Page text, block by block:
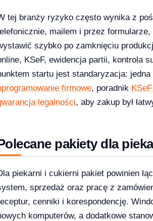
6 pakietów w 2026
2026-03-10
wersji systemów operacyjny
przez telefon krok po kroku [2026]
tej branży ryzyko często wynika z
mailem i przez
szybko po zamknięciu
KSeF, ewidencja partii, kontrola
startu jest standaryzacja:
firmowe, poradnik
legalności, aby zakup był
pakiety dla
piekarni i cukierni pakiet powinien
sprzedaż oraz pracę z
cenniki i korespondencję.
komputerów, a dodatkowe